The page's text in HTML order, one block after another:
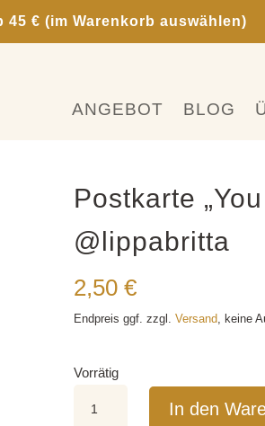
45 € (im Warenkorb auswählen)
ANGEBOT BLOG
Postkarte
@lippabritta
2,50 €
Endpreis ggf. zzgl. Versand, keine
Vorrätig
"You
In den